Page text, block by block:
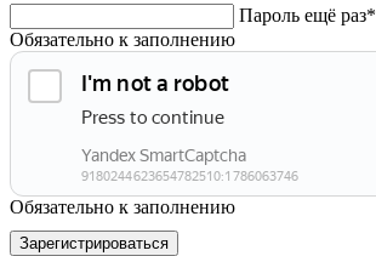
Пароль ещё раз*
Обязательно к заполнению
Обязательно к заполнению